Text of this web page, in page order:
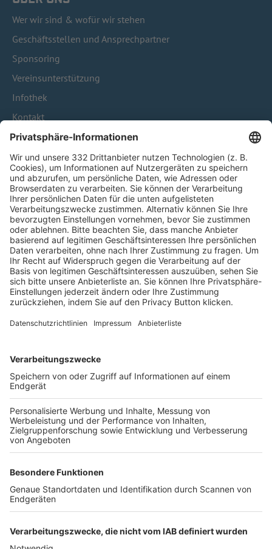
Wer wir sind & wofür wir stehen
Geschäftsstellen und Ansprechpartner
Sponsoring
Vereinsunterstützung
Infothek
Kontakt
HÄUFIG BESUCHTE SEITEN
Pässe und Vereinswechsel
Trainerausbildung
Schulungsangebot Vereinsmitarbeiter
BFV-Geschäftsstellen
Trainerbörse
Login SpielPlus
FOLGE DEM BFV
TOP-VEREINE
TOP-PARTNER